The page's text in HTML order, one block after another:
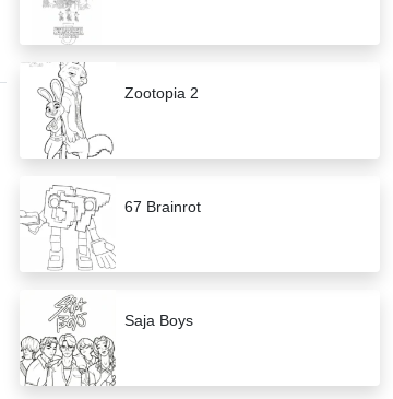
Zootopia 2
67 Brainrot
Saja Boys